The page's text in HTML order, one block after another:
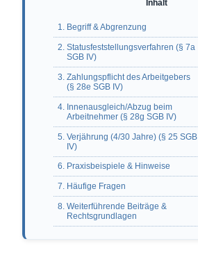
1. Begriff & Abgrenzung
2. Statusfeststellungsverfahren (§ 7a
SGB IV)
3. Zahlungspflicht des Arbeitgebers
(§ 28e SGB IV)
4. Innenausgleich/Abzug beim
Arbeitnehmer (§ 28g SGB IV)
5. Verjährung (4/30 Jahre) (§ 25 SGB
IV)
6. Praxisbeispiele & Hinweise
7. Häufige Fragen
8. Weiterführende Beiträge &
Rechtsgrundlagen